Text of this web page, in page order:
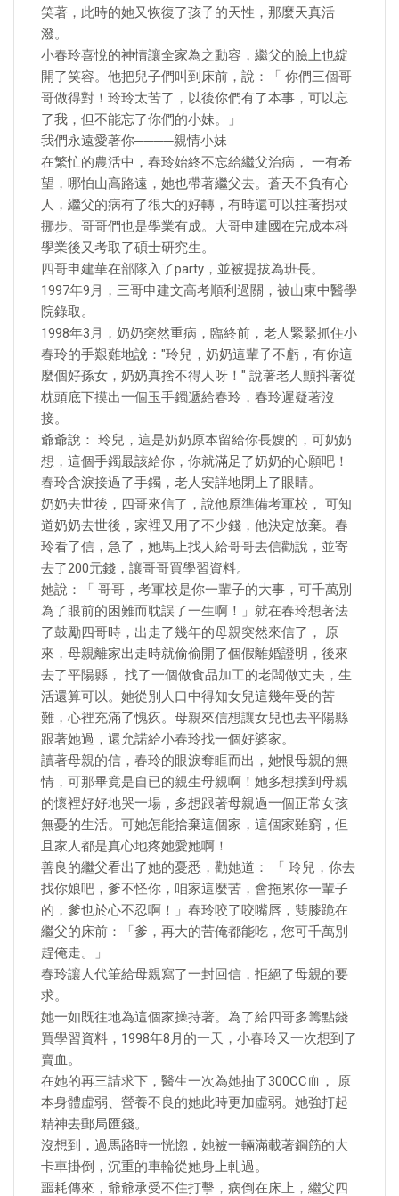
笑著，此時的她又恢復了孩子的天性，那麼天真活
潑。
小春玲喜悅的神情讓全家為之動容，繼父的臉上也綻
開了笑容。他把兒子們叫到床前，說：「 你們三個哥
哥做得對！玲玲太苦了，以後你們有了本事，可以忘
了我，但不能忘了你們的小妹。」
我們永遠愛著你────親情小妹
在繁忙的農活中，春玲始終不忘給繼父治病， 一有希
望，哪怕山高路遠，她也帶著繼父去。蒼天不負有心
人，繼父的病有了很大的好轉，有時還可以拄著拐杖
挪步。哥哥們也是學業有成。大哥申建國在完成本科
學業後又考取了碩士研究生。
四哥申建華在部隊入了party，並被提拔為班長。
1997年9月，三哥申建文高考順利過關，被山東中醫學
院錄取。
1998年3月，奶奶突然重病，臨終前，老人緊緊抓住小
春玲的手艱難地說："玲兒，奶奶這輩子不虧，有你這
麼個好孫女，奶奶真捨不得人呀！" 說著老人顫抖著從
枕頭底下摸出一個玉手鐲遞給春玲，春玲遲疑著沒
接。
爺爺說： 玲兒，這是奶奶原本留給你長嫂的，可奶奶
想，這個手鐲最該給你，你就滿足了奶奶的心願吧！
春玲含淚接過了手鐲，老人安詳地閉上了眼睛。
奶奶去世後，四哥來信了，說他原準備考軍校， 可知
道奶奶去世後，家裡又用了不少錢，他決定放棄。春
玲看了信，急了，她馬上找人給哥哥去信勸說，並寄
去了200元錢，讓哥哥買學習資料。
她說：「 哥哥，考軍校是你一輩子的大事，可千萬別
為了眼前的困難而耽誤了一生啊！」就在春玲想著法
了鼓勵四哥時，出走了幾年的母親突然來信了， 原
來，母親離家出走時就偷偷開了個假離婚證明，後來
去了平陽縣， 找了一個做食品加工的老闆做丈夫，生
活還算可以。她從別人口中得知女兒這幾年受的苦
難，心裡充滿了愧疚。母親來信想讓女兒也去平陽縣
跟著她過，還允諾給小春玲找一個好婆家。
讀著母親的信，春玲的眼淚奪眶而出，她恨母親的無
情，可那畢竟是自已的親生母親啊！她多想撲到母親
的懷裡好好地哭一場，多想跟著母親過一個正常女孩
無憂的生活。可她怎能捨棄這個家，這個家雖窮，但
且家人都是真心地疼她愛她啊！
善良的繼父看出了她的憂悉，勸她道： 「 玲兒，你去
找你娘吧，爹不怪你，咱家這麼苦，會拖累你一輩子
的，爹也於心不忍啊！」春玲咬了咬嘴唇，雙膝跪在
繼父的床前：「爹，再大的苦俺都能吃，您可千萬別
趕俺走。」
春玲讓人代筆給母親寫了一封回信，拒絕了母親的要
求。
她一如既往地為這個家操持著。為了給四哥多籌點錢
買學習資料，1998年8月的一天，小春玲又一次想到了
賣血。
在她的再三請求下，醫生一次為她抽了300CC血， 原
本身體虛弱、營養不良的她此時更加虛弱。她強打起
精神去郵局匯錢。
沒想到，過馬路時一恍惚，她被一輛滿載著鋼筋的大
卡車掛倒，沉重的車輪從她身上軋過。
噩耗傳來，爺爺承受不住打擊，病倒在床上，繼父四